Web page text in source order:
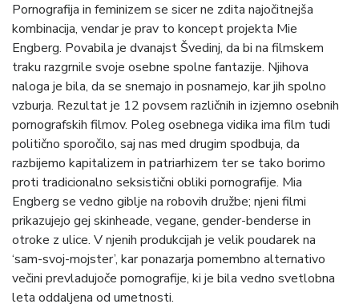
Pornografija in feminizem se sicer ne zdita najočitnejša
kombinacija, vendar je prav to koncept projekta Mie
Engberg. Povabila je dvanajst Švedinj, da bi na filmskem
traku razgrnile svoje osebne spolne fantazije. Njihova
naloga je bila, da se snemajo in posnamejo, kar jih spolno
vzburja. Rezultat je 12 povsem različnih in izjemno osebnih
pornografskih filmov. Poleg osebnega vidika ima film tudi
politično sporočilo, saj nas med drugim spodbuja, da
razbijemo kapitalizem in patriarhizem ter se tako borimo
proti tradicionalno seksistični obliki pornografije. Mia
Engberg se vedno giblje na robovih družbe; njeni filmi
prikazujejo gej skinheade, vegane, gender-benderse in
otroke z ulice. V njenih produkcijah je velik poudarek na
‘sam-svoj-mojster’, kar ponazarja pomembno alternativo
večini prevladujoče pornografije, ki je bila vedno svetlobna
leta oddaljena od umetnosti.